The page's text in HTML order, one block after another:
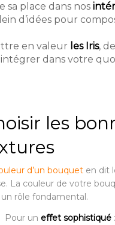
sa place dans nos
d’idées pour
en valeur les Iris,
dans votre
les
d’un bouqueten dit
La couleur de votre
rôle fondamental.
Pour un effet sophistiqué